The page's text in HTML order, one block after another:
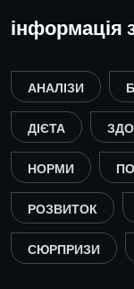
інформація
АНАЛІЗИ
ДІЄТА
НОРМИ
РОЗВИТОК
СЮРПРИЗИ